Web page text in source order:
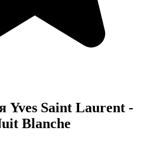
Yves Saint Laurent -
Blanche